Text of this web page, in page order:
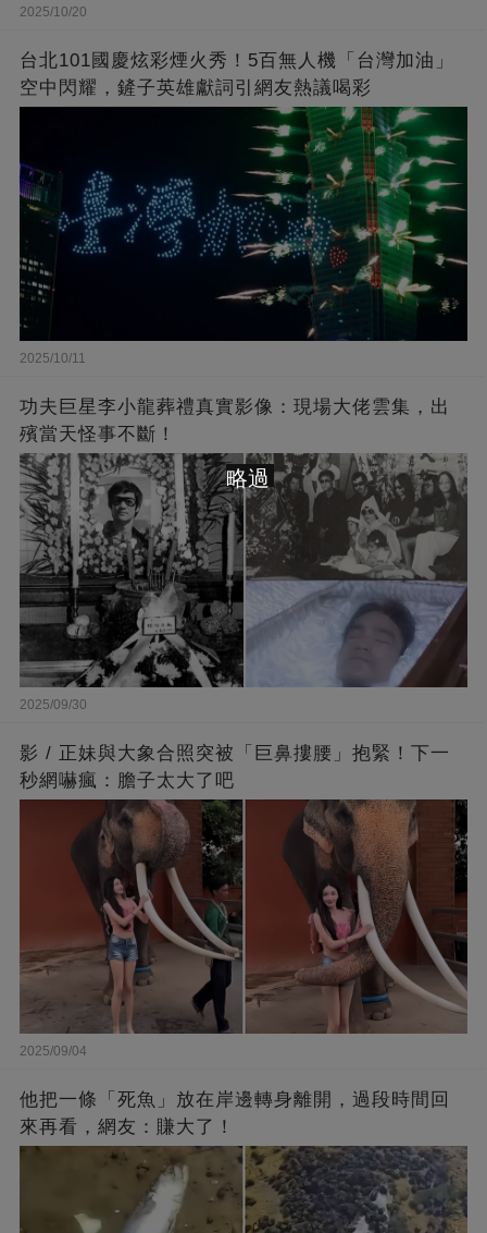
2025/10/20
台北101國慶炫彩煙火秀！5百無人機「台灣加油」
空中閃耀，鏟子英雄獻詞引網友熱議喝彩
2025/10/11
功夫巨星李小龍葬禮真實影像：現場大佬雲集，出
殯當天怪事不斷！
2025/09/30
影 / 正妹與大象合照突被「巨鼻摟腰」抱緊！下一
秒網嚇瘋：膽子太大了吧
2025/09/04
他把一條「死魚」放在岸邊轉身離開，過段時間回
來再看，網友：賺大了！
略過